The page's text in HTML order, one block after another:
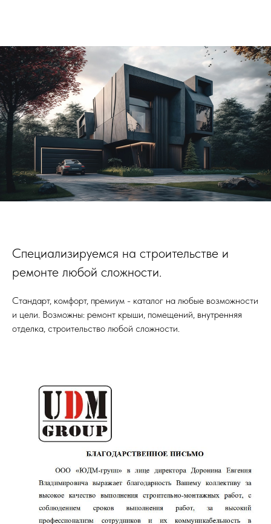
Специализируемся на строительстве и
ремонте любой сложности.
Стандарт, комфорт, премиум - каталог на любые возможности
и цели. Возможны: ремонт крыши, помещений, внутренняя
отделка, строительство любой сложности.